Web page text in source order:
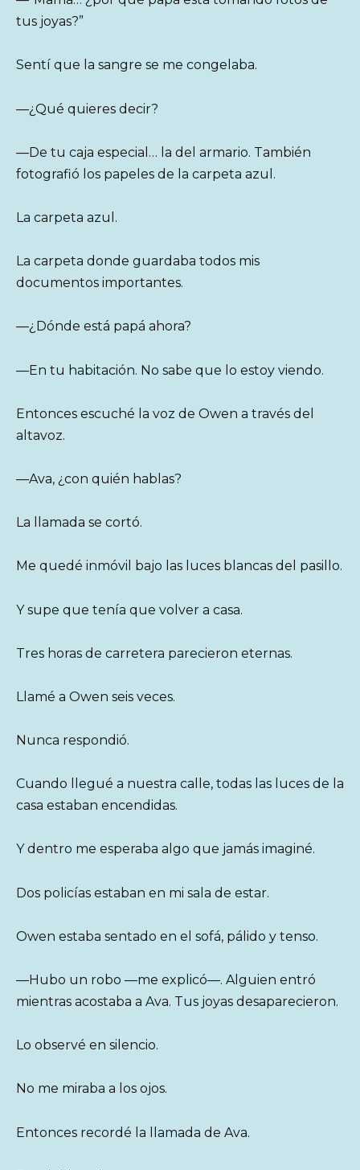
tus joyas?”
Sentí que la sangre se me congelaba.
—¿Qué quieres decir?
—De tu caja especial… la del armario. También
fotografió los papeles de la carpeta azul.
La carpeta azul.
La carpeta donde guardaba todos mis
documentos importantes.
—¿Dónde está papá ahora?
—En tu habitación. No sabe que lo estoy viendo.
Entonces escuché la voz de Owen a través del
altavoz.
—Ava, ¿con quién hablas?
La llamada se cortó.
Me quedé inmóvil bajo las luces blancas del pasillo.
Y supe que tenía que volver a casa.
Tres horas de carretera parecieron eternas.
Llamé a Owen seis veces.
Nunca respondió.
Cuando llegué a nuestra calle, todas las luces de la
casa estaban encendidas.
Y dentro me esperaba algo que jamás imaginé.
Dos policías estaban en mi sala de estar.
Owen estaba sentado en el sofá, pálido y tenso.
—Hubo un robo —me explicó—. Alguien entró
mientras acostaba a Ava. Tus joyas desaparecieron.
Lo observé en silencio.
No me miraba a los ojos.
Entonces recordé la llamada de Ava.